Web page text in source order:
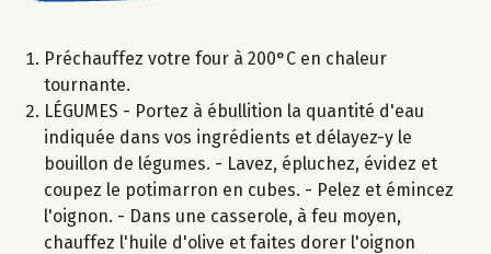
Préchauffez votre four à 200°C en chaleur
tournante.
LÉGUMES - Portez à ébullition la quantité d'eau
indiquée dans vos ingrédients et délayez-y le
bouillon de légumes. - Lavez, épluchez, évidez et
coupez le potimarron en cubes. - Pelez et émincez
l'oignon. - Dans une casserole, à feu moyen,
chauffez l'huile d'olive et faites dorer l'oignon